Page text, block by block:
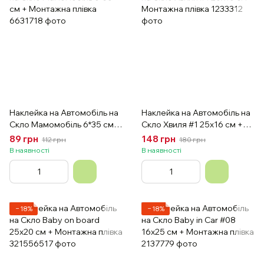
Наклейка на Автомобіль на
Скло Мамомобіль 6*35 см +
Монтажна плівка
89 грн 112 грн
В наявності
Наклейка на Автомобіль на
Скло Хвиля #1 25х16 см +
Монтажна плівка
148 грн 180 грн
В наявності
−18% −18%